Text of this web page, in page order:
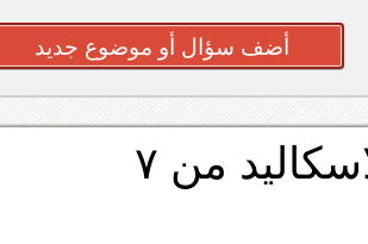
أضف سؤال أو موضوع جديد
من ٧